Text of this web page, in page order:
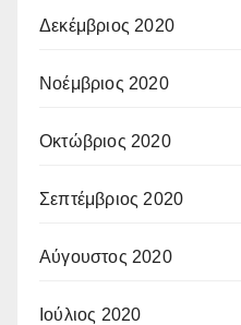
Δεκέμβριος 2020
Νοέμβριος 2020
Οκτώβριος 2020
Σεπτέμβριος 2020
Αύγουστος 2020
Ιούλιος 2020